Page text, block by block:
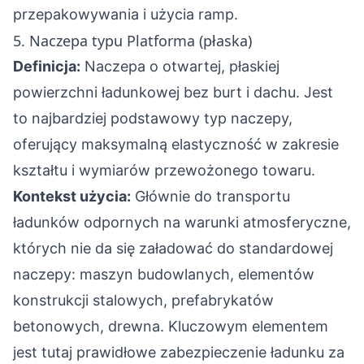
przepakowywania i użycia ramp.
5. Naczepa typu Platforma (płaska)
Definicja: Naczepa o otwartej, płaskiej
powierzchni ładunkowej bez burt i dachu. Jest
to najbardziej podstawowy typ naczepy,
oferujący maksymalną elastyczność w zakresie
kształtu i wymiarów przewożonego towaru.
Kontekst użycia: Głównie do transportu
ładunków odpornych na warunki atmosferyczne,
których nie da się załadować do standardowej
naczepy: maszyn budowlanych, elementów
konstrukcji stalowych, prefabrykatów
betonowych, drewna. Kluczowym elementem
jest tutaj prawidłowe zabezpieczenie ładunku za